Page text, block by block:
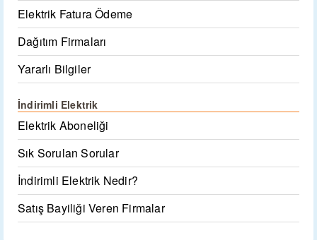
Elektrik Fatura Ödeme
Dağıtım Firmaları
Yararlı Bilgiler
İndirimli Elektrik
Elektrik Aboneliği
Sık Sorulan Sorular
İndirimli Elektrik Nedir?
Satış Bayiliği Veren Firmalar